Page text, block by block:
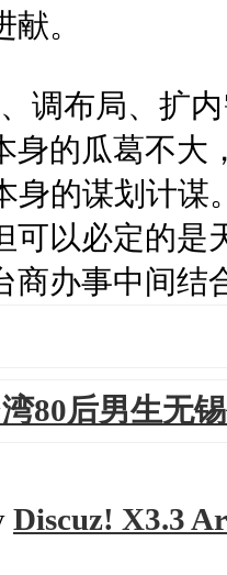
。
调布局、扩
身的瓜葛不大
身的谋划计
可以必定的是
商办事中间结
80后男生无
Discuz! X3.3